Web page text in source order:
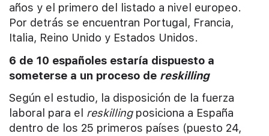
años y el primero del listado a nivel europeo.
Por detrás se encuentran Portugal, Francia,
Italia, Reino Unido y Estados Unidos.
6 de 10 españoles estaría dispuesto a
someterse a un proceso de reskilling
Según el estudio, la disposición de la fuerza
laboral para el reskillingposiciona a España
dentro de los 25 primeros países (puesto 24,